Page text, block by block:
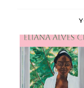
Meridiana -
Alves Cruz